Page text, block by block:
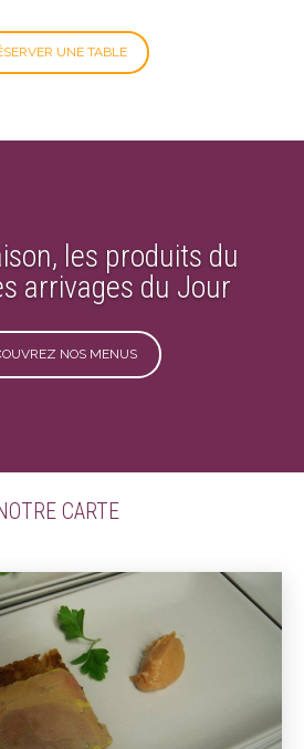
UNE TABLE
les produits du
arrivages du Jour
NOS MENUS
CARTE